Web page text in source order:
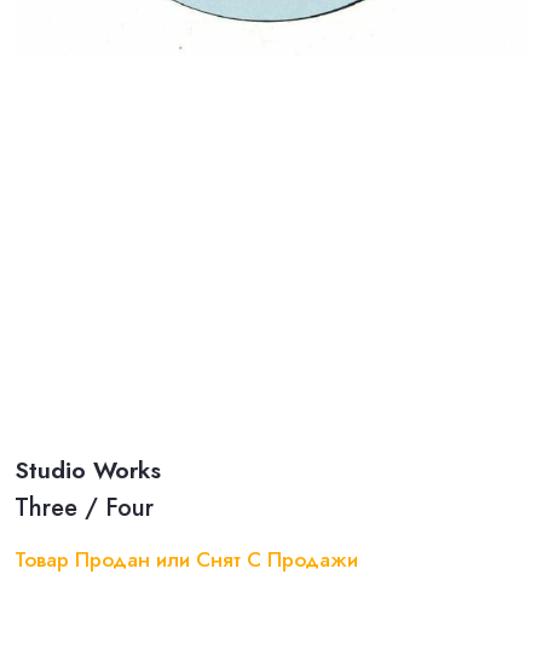
Studio Works
Three / Four
Товар Продан или Снят С Продажи